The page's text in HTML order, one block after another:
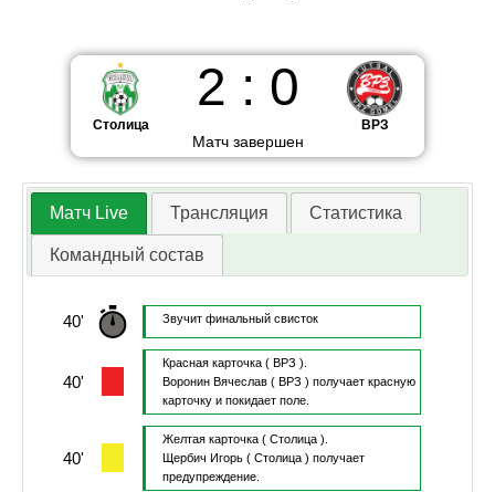
Столица
2 : 0
Матч завершен
ВРЗ
Матч Live Трансляция Статистика
Командный состав
40' Звучит финальный свисток
40'
Красная карточка ( ВРЗ ).
Воронин Вячеслав( ВРЗ ) получает красную
карточку и покидает поле.
40'
Желтая карточка ( Столица ).
Щербич Игорь( Столица ) получает
предупреждение.